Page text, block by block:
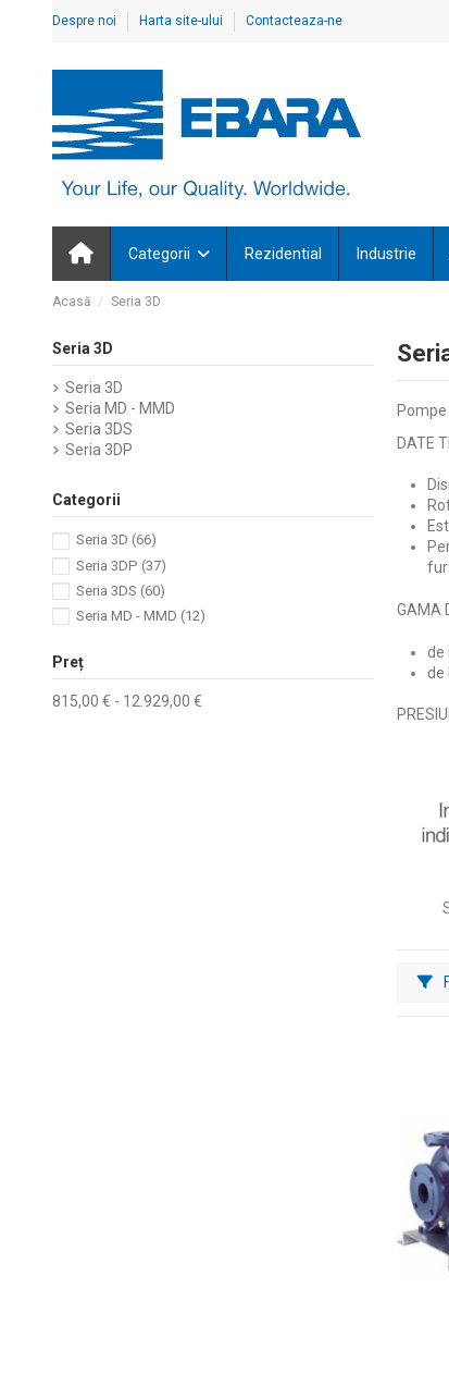
Despre noi Harta site-ului Contacteaza-ne
Categorii Rezidential Industrie
Acasă Seria 3D
DATE
GAMA
de
de
Seria 3D
Seria 3D
Seria MD - MMD
Seria 3DS
Seria 3DP
Categorii
Seria 3D (66)
Seria 3DP (37)
Seria 3DS (60)
Seria MD - MMD (12)
Preț
815,00 € - 12.929,00 €